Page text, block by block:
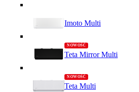
Imoto Multi
Teta Mirror Multi
Teta Multi